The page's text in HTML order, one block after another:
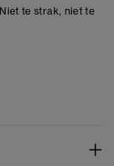
te strak, niet te